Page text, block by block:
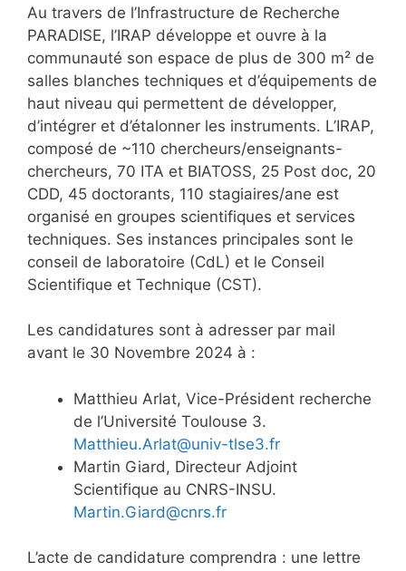
Au travers de l’Infrastructure de Recherche
PARADISE, l’IRAP développe et ouvre à la
communauté son espace de plus de 300 m² de
salles blanches techniques et d’équipements de
haut niveau qui permettent de développer,
d’intégrer et d’étalonner les instruments. L’IRAP,
composé de ~110 chercheurs/enseignants-
chercheurs, 70 ITA et BIATOSS, 25 Post doc, 20
CDD, 45 doctorants, 110 stagiaires/ane est
organisé en groupes scientifiques et services
techniques. Ses instances principales sont le
conseil de laboratoire (CdL) et le Conseil
Scientifique et Technique (CST).
Les candidatures sont à adresser par mail
avant le 30 Novembre 2024 à :
Matthieu Arlat, Vice-Président recherche
de l’Université Toulouse 3.
Matthieu.Arlat@univ-tlse3.fr
Martin Giard, Directeur Adjoint
Scientifique au CNRS-INSU.
Martin.Giard@cnrs.fr
L’acte de candidature comprendra : une lettre